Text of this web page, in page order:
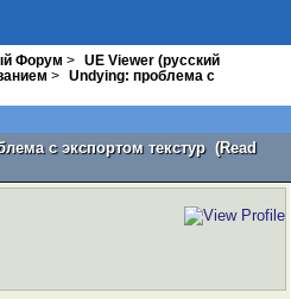
Форум >
UE Viewer (русский
>
Undying: проблема с
с экспортом текстур (Read